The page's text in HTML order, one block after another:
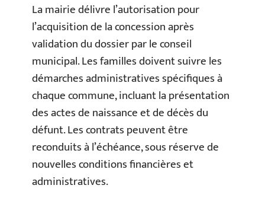
La mairie délivre l’autorisation pour
l’acquisition de la concession après
validation du dossier par le conseil
municipal. Les familles doivent suivre les
démarches administratives spécifiques à
chaque commune, incluant la présentation
des actes de naissance et de décès du
défunt. Les contrats peuvent être
reconduits à l’échéance, sous réserve de
nouvelles conditions financières et
administratives.